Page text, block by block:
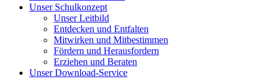
Unser Schulkonzept
Unser Leitbild
Entdecken und Entfalten
Mitwirken und Mitbestimmen
Fördern und Herausfordern
Erziehen und Beraten
Unser Download-Service